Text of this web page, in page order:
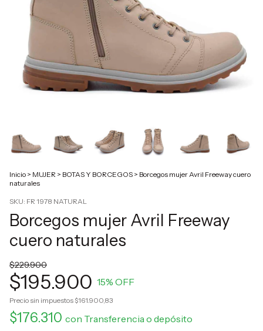
Inicio > MUJER > BOTAS Y BORCEGOS > Borcegos mujer Avril Freeway cuero
naturales
SKU: FR 1978 NATURAL
Borcegos mujer Avril Freeway
cuero naturales
$229.900
$195.900 15% OFF
Precio sin impuestos$161.900,83
$176.310 con Transferencia o depósito